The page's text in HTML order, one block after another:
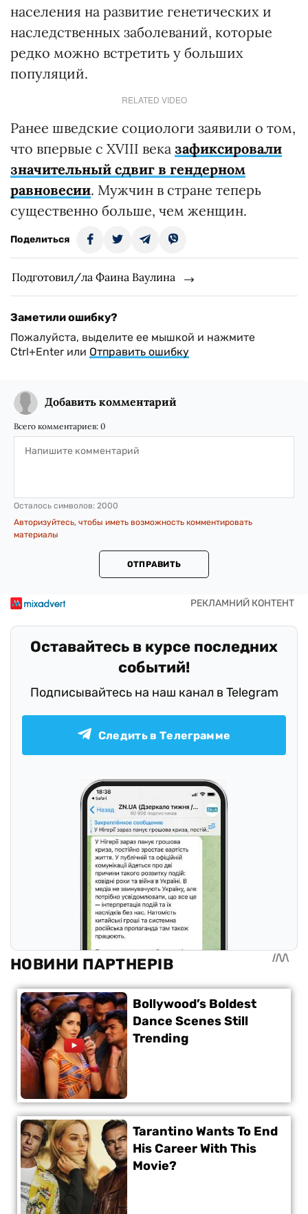
населения на развитие генетических и
наследственных заболеваний, которые
редко можно встретить у больших
популяций.
RELATED VIDEO
Ранее шведские социологи заявили о том,
что впервые с XVIII века зафиксировали
значительный сдвиг в гендерном
равновесии. Мужчин в стране теперь
существенно больше, чем женщин.
Поделиться
Подготовил/ла Фаина Ваулина
Заметили ошибку?
Пожалуйста, выделите ее мышкой и нажмите
Ctrl+Enter или Отправить ошибку
Добавить комментарий
Всего комментариев: 0
Осталось символов: 2000
Авторизуйтесь, чтобы иметь возможность комментировать
материалы
ОТПРАВИТЬ
Оставайтесь в курсе последних
событий!
Подписывайтесь на наш канал в Telegram
Следить в Телеграмме